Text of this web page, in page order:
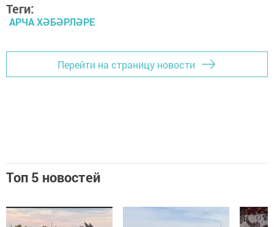
Теги:
АРЧА ХӘБӘРЛӘРЕ
Перейти на страницу новости
Топ 5 новостей